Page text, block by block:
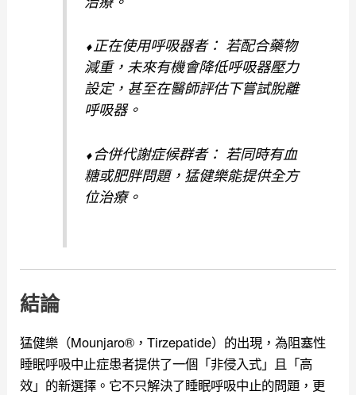
⬧正在使用呼吸器者： 若配合藥物
減重，未來有機會降低呼吸器壓力
設定，甚至在醫師評估下嘗試脫離
呼吸器。
⬧合併代謝症候群者： 若同時有血
糖或肥胖問題，猛健樂能提供全方
位治療。
結論
猛健樂（Mounjaro®，Tirzepatide）的出現，為阻塞性
睡眠呼吸中止症患者提供了一個「非侵入式」且「高
效」的新選擇。它不只解決了睡眠呼吸中止的問題，更